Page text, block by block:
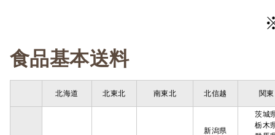
食品基本送料
北海道 北東北 南東北 北信越 関東
新潟県
茨城
栃木